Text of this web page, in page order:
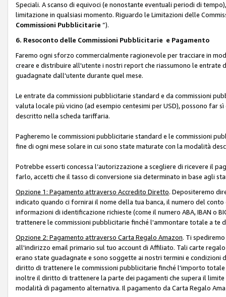
Speciali. A scanso di equivoci (e nonostante eventuali periodi di
limitazione in qualsiasi momento. Riguardo le Limitazioni delle
Commissioni Pubblicitarie ”).
6. Resoconto delle Commissioni Pubblicitarie e Pagamento
Faremo ogni sforzo commercialmente ragionevole per tracciare in
creare e distribuire all'utente i nostri report che riassumono le
guadagnate dall'utente durante quel mese.
Le entrate da commissioni pubblicitarie standard e da commissioni
valuta locale più vicino (ad esempio centesimi per USD), possono far
descritto nella scheda tariffaria.
Pagheremo le commissioni pubblicitarie standard e le commissioni
fine di ogni mese solare in cui sono state maturate con la modalità
Potrebbe esserti concessa l’autorizzazione a scegliere di ricevere il
farlo, accetti che il tasso di conversione sia determinato in base agli
Opzione 1: Pagamento attraverso Accredito Diretto. Depositeremo
indicato quando ci fornirai il nome della tua banca, il numero del
informazioni di identificazione richieste (come il numero ABA, IBAN o
trattenere le commissioni pubblicitarie finché l'ammontare totale a
Opzione 2: Pagamento attraverso Carta Regalo Amazon. Ti
all'indirizzo email primario sul tuo account di Affiliato. Tali carte
erano state guadagnate e sono soggette ai nostri termini e
diritto di trattenere le commissioni pubblicitarie finché l'importo
inoltre il diritto di trattenere la parte dei pagamenti che supera il
modalità di pagamento alternativa. Il pagamento da Carta Regalo